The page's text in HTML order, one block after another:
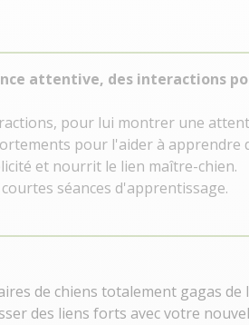
attentive, des interactions
pour lui montrer une
pour l'aider à apprendre
et nourrit le lien maître-chien.
séances d'apprentissage.
de chiens totalement gagas de
des liens forts avec votre